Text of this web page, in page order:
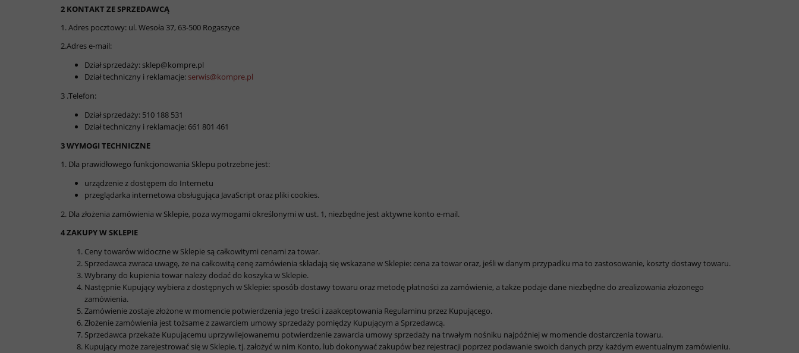
2 KONTAKT ZE SPRZEDAWCĄ
1. Adres pocztowy: ul. Wesoła 37, 63-500 Rogaszyce
2.Adres e-mail:
Dział sprzedaży: sklep@kompre.pl
Dział techniczny i reklamacje: serwis@kompre.pl
3 .Telefon:
Dział sprzedaży: 510 188 531
Dział techniczny i reklamacje: 661 801 461
3 WYMOGI TECHNICZNE
1. Dla prawidłowego funkcjonowania Sklepu potrzebne jest:
urządzenie z dostępem do Internetu
przeglądarka internetowa obsługująca JavaScript oraz pliki cookies.
2. Dla złożenia zamówienia w Sklepie, poza wymogami określonymi w ust. 1, niezbędne jest aktywne konto e-mail.
4 ZAKUPY W SKLEPIE
Ceny towarów widoczne w Sklepie są całkowitymi cenami za towar.
Sprzedawca zwraca uwagę, że na całkowitą cenę zamówienia składają się wskazane w Sklepie: cena za towar oraz, jeśli w danym przypadku ma to zastosowanie, koszty dostawy towaru.
Wybrany do kupienia towar należy dodać do koszyka w Sklepie.
Następnie Kupujący wybiera z dostępnych w Sklepie: sposób dostawy towaru oraz metodę płatności za zamówienie, a także podaje dane niezbędne do zrealizowania złożonego
zamówienia.
Zamówienie zostaje złożone w momencie potwierdzenia jego treści i zaakceptowania Regulaminu przez Kupującego.
Złożenie zamówienia jest tożsame z zawarciem umowy sprzedaży pomiędzy Kupującym a Sprzedawcą.
Sprzedawca przekaże Kupującemu uprzywilejowanemu potwierdzenie zawarcia umowy sprzedaży na trwałym nośniku najpóźniej w momencie dostarczenia towaru.
Kupujący może zarejestrować się w Sklepie, tj. założyć w nim Konto, lub dokonywać zakupów bez rejestracji poprzez podawanie swoich danych przy każdym ewentualnym zamówieniu.